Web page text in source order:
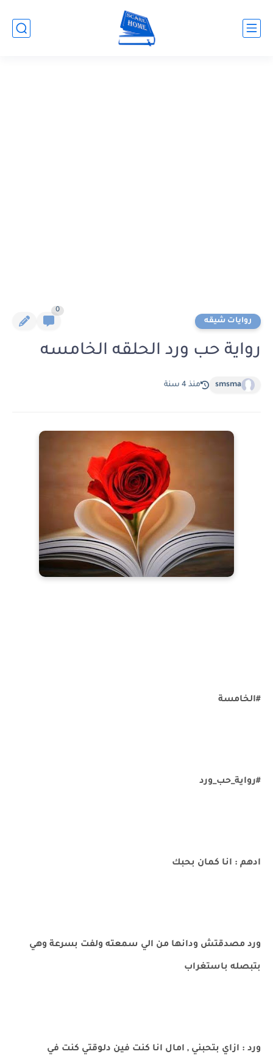
روايات شيقه
0
رواية حب ورد الحلقه الخامسه
smsma منذ 4 سنة
#الخامسة
#رواية_حب_ورد
ادهم : انا كمان بحبك
ورد مصدقتش ودانها من الي سمعته ولفت بسرعة وهي
بتبصله باستغراب
ورد : ازاي بتحبني , امال انا كنت فين دلوقتي كنت في